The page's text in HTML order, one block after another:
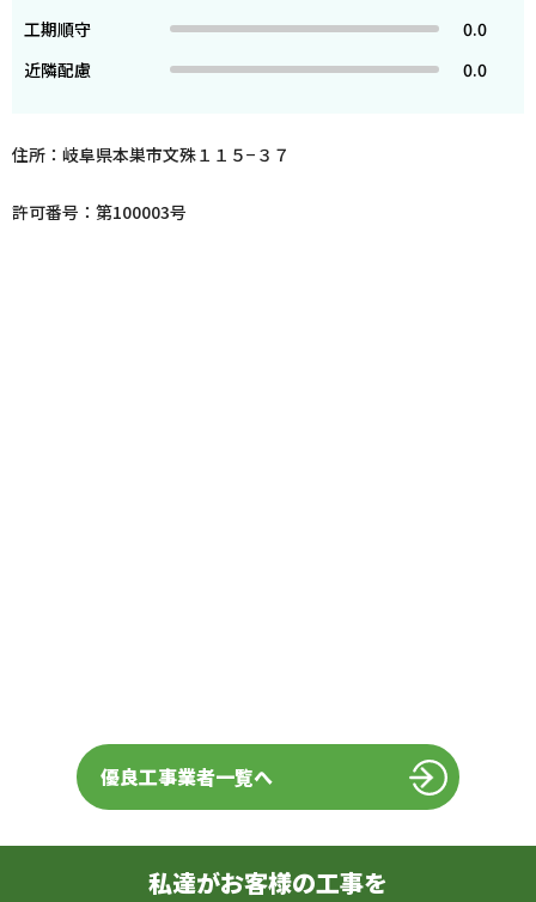
工期順守
0.0
近隣配慮
0.0
住所：岐阜県本巣市文殊１１５−３７
許可番号：第100003号
優良工事業者一覧へ
私達がお客様の工事を